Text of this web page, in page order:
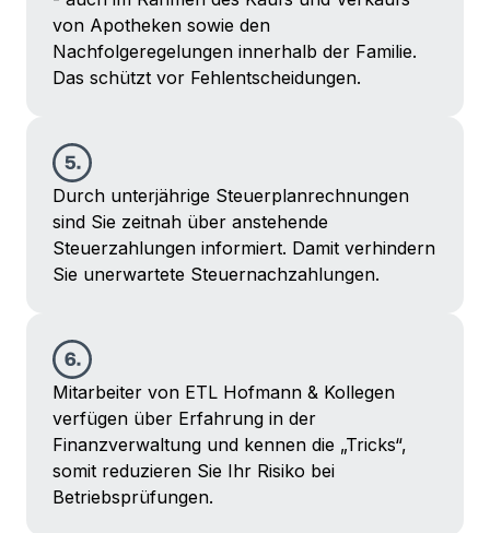
von Apotheken sowie den
Nachfolgeregelungen innerhalb der Familie.
Das schützt vor Fehl­entscheidungen.
Durch unterjährige Steuerplanrechnungen
sind Sie zeitnah über anstehende
Steuerzahlungen informiert. Damit verhindern
Sie unerwartete Steuernachzahlungen.
Mitarbeiter von ETL Hofmann & Kollegen
verfügen über Erfahrung in der
Finanzverwaltung und kennen die „Tricks“,
somit reduzieren Sie Ihr Risiko bei
Betriebsprüfungen.